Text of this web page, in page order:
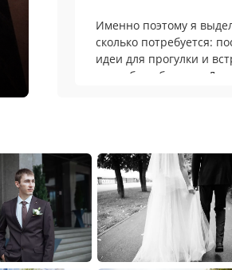
Именно поэтому я
сколько потребуется:
идеи для прогулки и
подробно обсудить.